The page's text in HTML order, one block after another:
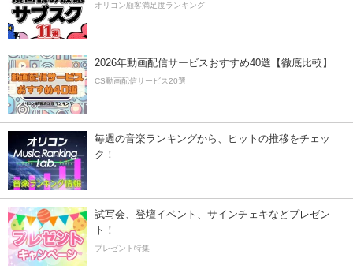
オリコン顧客満足度ランキング
2026年動画配信サービスおすすめ40選【徹底比較】
CS動画配信サービス20選
毎週の音楽ランキングから、ヒットの推移をチェッ
ク！
試写会、登壇イベント、サインチェキなどプレゼン
ト！
プレゼント特集